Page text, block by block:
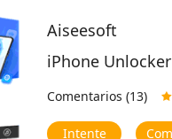
Aiseesoft
iPhone Unlocker
Comentarios (13)
Intente